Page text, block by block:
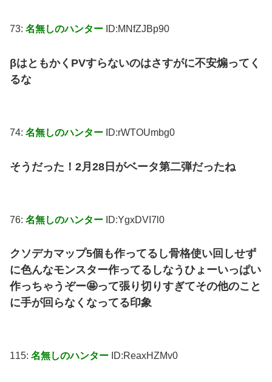
73: 名無しのハンター ID:MNfZJBp90
βはともかくPVすらないのはさすがに不安煽ってく
るな
74: 名無しのハンター ID:rWTOUmbg0
そうだった！2月28日がベータ第二弾だったね
76: 名無しのハンター ID:YgxDVI7l0
クソデカマップ5個も作ってるし骨格使い回しせず
に色んなモンスター作ってるしなうひょーいっぱい
作っちゃうぞー🤩って張り切りすぎてその他のこと
に手が回らなくなってる印象
115: 名無しのハンター ID:ReaxHZMv0